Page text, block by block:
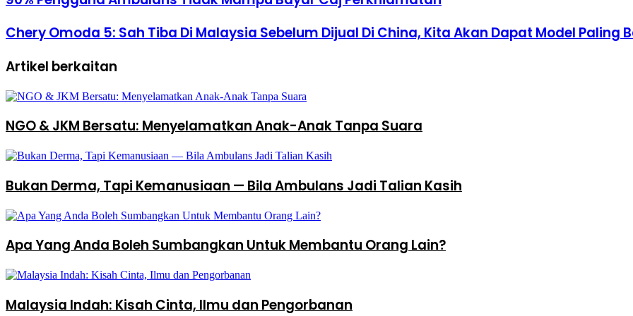
Chery Omoda 5: Sah Tiba Di Malaysia Sebelum Dijual Di China, Kita Akan Dapat Model Paling
Artikel berkaitan
NGO & JKM Bersatu: Menyelamatkan Anak-Anak Tanpa Suara
Bukan Derma, Tapi Kemanusiaan — Bila Ambulans Jadi Talian Kasih
Apa Yang Anda Boleh Sumbangkan Untuk Membantu Orang Lain?
Malaysia Indah: Kisah Cinta, Ilmu dan Pengorbanan